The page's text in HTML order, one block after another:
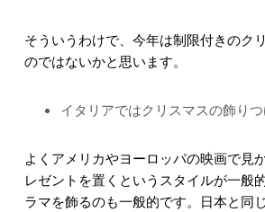
そういうわけで、今年は制限付きのク
のではないかと思います。
イタリアではクリスマスの飾り
よくアメリカやヨーロッパの映画で見
レゼントを置くというスタイルが一般
ラマを飾るのも一般的です。日本と同